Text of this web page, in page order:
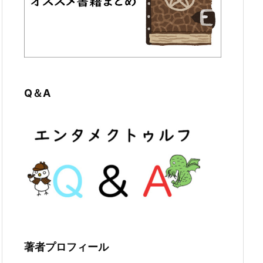
Q＆A
著者プロフィール